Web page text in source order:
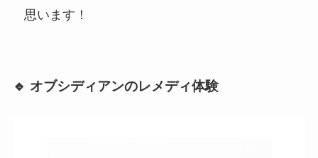
思います！
🔹 オブシディアンのレメディ体験